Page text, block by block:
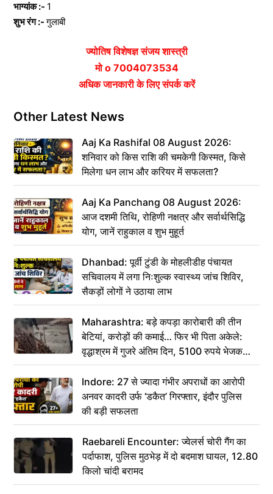
भाग्यांक :- 1
शुभ रंग :-गुलाबी
ज्योतिष विशेषज्ञ संजय शास्त्री
मो o 7004073534
अधिक जानकारी के लिए संपर्क करें
Other Latest News
Aaj Ka Rashifal 08 August 2026:
शनिवार को किस राशि की चमकेगी किस्मत, किसे
मिलेगा धन लाभ और करियर में सफलता?
Aaj Ka Panchang 08 August 2026:
आज दशमी तिथि, रोहिणी नक्षत्र और सर्वार्थसिद्धि
योग, जानें राहुकाल व शुभ मुहूर्त
Dhanbad: पूर्वी टुंडी के मोहलीडीह पंचायत
सचिवालय में लगा निःशुल्क स्वास्थ्य जांच शिविर,
सैकड़ों लोगों ने उठाया लाभ
Maharashtra: बड़े कपड़ा कारोबारी की तीन
बेटियां, करोड़ों की कमाई… फिर भी पिता अकेले:
वृद्धाश्रम में गुजरे अंतिम दिन, 5100 रुपये भेजकर
कहा– अंतिम संस्कार कर दीजिए हम नहीं आ पाएंगे
Indore: 27 से ज्यादा गंभीर अपराधों का आरोपी
अनवर कादरी उर्फ ‘डकैत’ गिरफ्तार, इंदौर पुलिस
की बड़ी सफलता
Raebareli Encounter: ज्वेलर्स चोरी गैंग का
पर्दाफाश, पुलिस मुठभेड़ में दो बदमाश घायल, 12.80
किलो चांदी बरामद